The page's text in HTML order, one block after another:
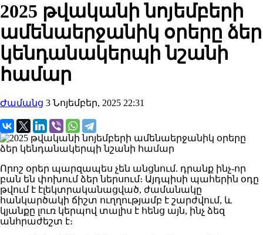
2025 թվականի նոյեմբերի
ամենաերջանիկ օրերը ձեր
կենդանակերպի նշանի
համար
Ժամանց 3 Նոյեմբեր, 2025 22:31
Որոշ օրեր պարզապես չեն անցնում. դրանք ինչ-որ
բան են փոխում ձեր ներսում։ Այդպիսի պահերին օդը
թվում է էլեկտրականացված, ժամանակը
հանկարծակի ճիշտ ուղղությամբ է շարժվում, և
կյանքը լուռ կերպով տալիս է հենց այն, ինչ ձեզ
անհրաժեշտ է։